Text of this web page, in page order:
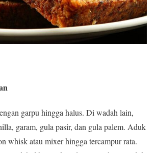
garpu hingga halus. Di wadah lain,
garam, gula pasir, dan gula palem. Aduk
whisk atau mixer hingga tercampur rata.